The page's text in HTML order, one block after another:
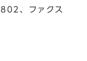
、ファクス